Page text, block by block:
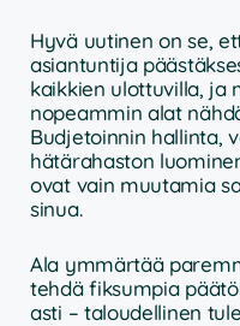
Hyvä uutinen on se,
asiantuntija
kaikkien ulottuvilla, ja
nopeammin alat
Budjetoinnin hallinta,
hätärahaston
ovat vain muutamia
sinua.
Ala ymmärtää
tehdä fiksumpia
asti – taloudellinen